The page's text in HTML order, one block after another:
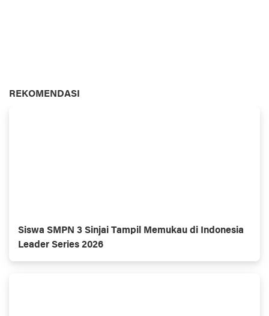
REKOMENDASI
Siswa SMPN 3 Sinjai Tampil Memukau di Indonesia
Leader Series 2026